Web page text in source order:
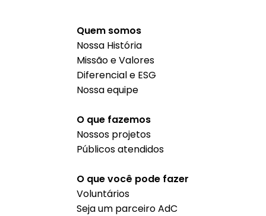
Quem somos
Nossa História
Missão e Valores
Diferencial e ESG
Nossa equipe
O que fazemos
Nossos projetos
Públicos atendidos
O que você pode fazer
Voluntários
Seja um parceiro AdC